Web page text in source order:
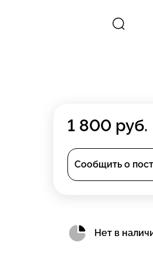
1 800 руб.
Сообщить о
Нет в